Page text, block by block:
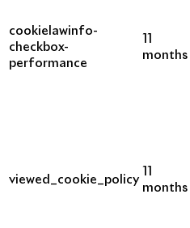
cookielawinfo-
checkbox-
performance
months
viewed_cookie_policy
months